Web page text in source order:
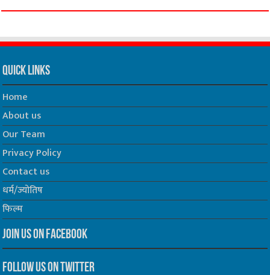
Quick Links
Home
About us
Our Team
Privacy Policy
Contact us
धर्म/ज्योतिष
फिल्म
Join us on Facebook
Follow us on Twitter